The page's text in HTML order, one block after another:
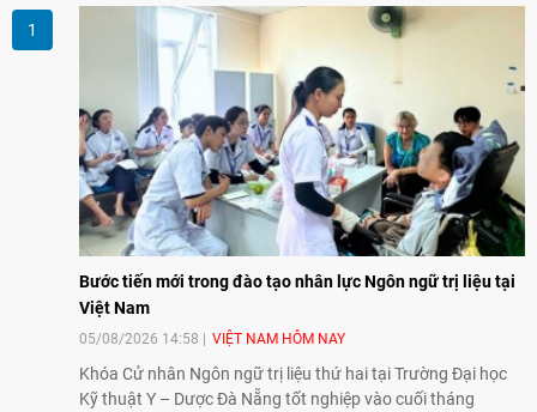
Bước tiến mới trong đào tạo nhân lực Ngôn ngữ trị liệu tại
Việt Nam
05/08/2026 14:58 VIỆT NAM HÔM NAY
Khóa Cử nhân Ngôn ngữ trị liệu thứ hai tại Trường Đại học
Kỹ thuật Y – Dược Đà Nẵng tốt nghiệp vào cuối tháng